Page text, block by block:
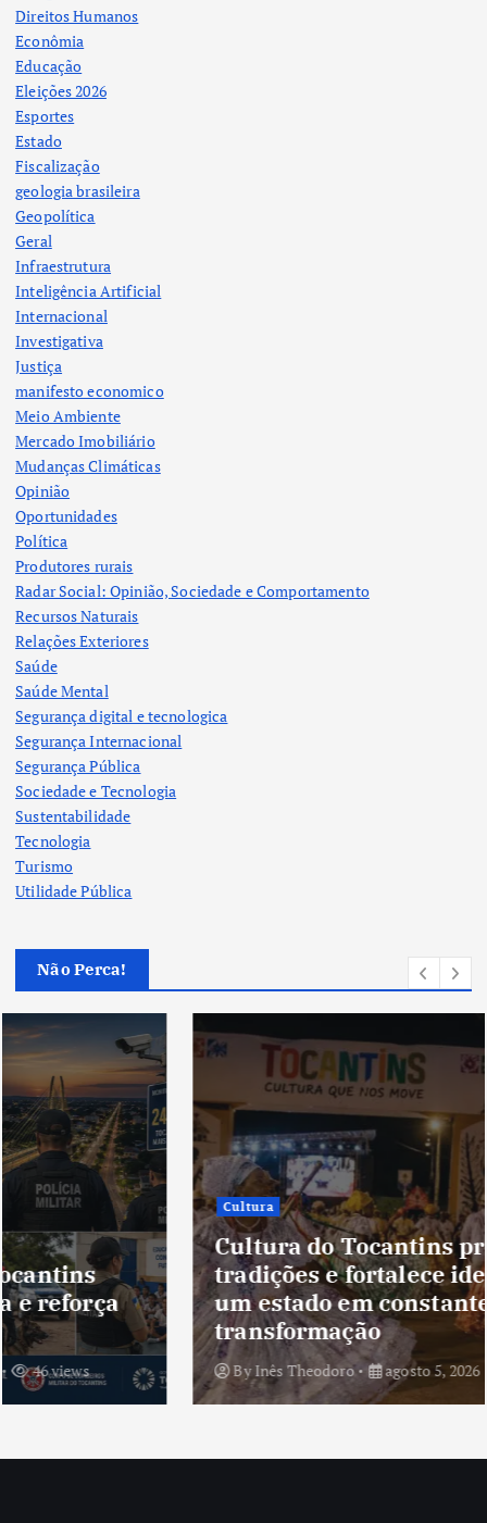
Direitos Humanos
Econômia
Educação
Eleições 2026
Esportes
Estado
Fiscalização
geologia brasileira
Geopolítica
Geral
Infraestrutura
Inteligência Artificial
Internacional
Investigativa
Justiça
manifesto economico
Meio Ambiente
Mercado Imobiliário
Mudanças Climáticas
Opinião
Oportunidades
Política
Produtores rurais
Radar Social: Opinião, Sociedade e Comportamento
Recursos Naturais
Relações Exteriores
Saúde
Saúde Mental
Segurança digital e tecnologica
Segurança Internacional
Segurança Pública
Sociedade e Tecnologia
Sustentabilidade
Tecnologia
Turismo
Utilidade Pública
Não Perca!
Cultura
Cultura do Tocantins preserva
tradições e fortalece identidade de
um estado em constante
transformação
ByInês Theodoro agosto 5, 2026 44 views